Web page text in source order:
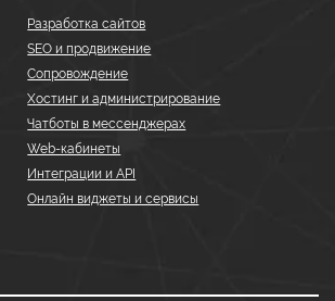
Разработка сайтов
SEO и продвижение
Сопровождение
Хостинг и администрирование
Чатботы в мессенджерах
Web-кабинеты
Интеграции и API
Онлайн виджеты и сервисы